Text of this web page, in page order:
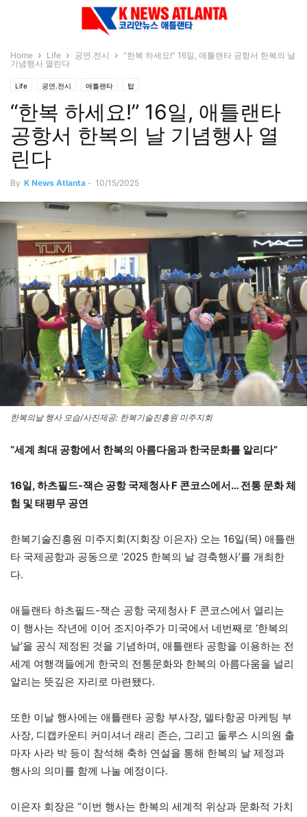
Home Life 공연.전시
“한복 하세요!” 16일, 애틀랜타 공항서 한복의 날
기념행사 열린다
Life 공연.전시 애틀랜타 탑
“한복 하세요!” 16일, 애틀랜타
공항서 한복의 날 기념행사 열
린다
By K News Atlanta - 10/15/2025
한복의날 행사 모습/사진제공: 한복기술진흥원 미주지회
“세계 최대 공항에서 한복의 아름다움과 한국문화를 알리다”
16일, 하츠필드-잭슨 공항 국제청사 F 콘코스에서… 전통 문화 체
험 및 태평무 공연
한복기술진흥원 미주지회(지회장 이은자) 오는 16일(목) 애틀랜
타 국제공항과 공동으로 ‘2025 한복의 날 경축행사’를 개최한
다.
애들랜타 하츠필드-잭슨 공항 국제청사 F 콘코스에서 열리는
이 행사는 작년에 이어 조지아주가 미국에서 네번째로 ‘한복의
날’을 공식 제정된 것을 기념하며, 애틀랜타 공항을 이용하는 전
세계 여행객들에게 한국의 전통문화와 한복의 아름다움을 널리
알리는 뜻깊은 자리로 마련됐다.
또한 이날 행사에는 애틀랜타 공항 부사장, 델타항공 마케팅 부
사장, 디캡카운티 커미셔너 래리 존슨, 그리고 둘루스 시의원 출
마자 사라 박 등이 참석해 축하 연설을 통해 한복의 날 제정과
행사의 의미를 함께 나눌 예정이다.
이은자 회장은 “이번 행사는 한복의 세계적 위상과 문화적 가치